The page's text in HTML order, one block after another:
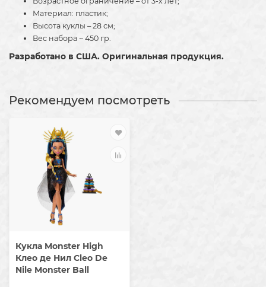
Материал: пластик;
Высота куклы – 28 см;
Вес набора ~ 450 гр.
Разработано в США. Оригинальная продукция.
Рекомендуем посмотреть
Кукла Monster High
Клео де Нил Cleo De
Nile Monster Ball